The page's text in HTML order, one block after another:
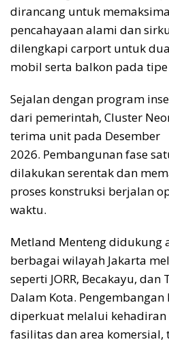
dirancang untuk
pencahayaan alami dan
dilengkapi carport untuk dua
mobil serta balkon pada
Sejalan dengan program
dari pemerintah, Cluster
terima unit pada Desember
2026. Pembangunan fase
dilakukan serentak dan
proses konstruksi berjalan
waktu.
Metland Menteng didukung
berbagai wilayah Jakarta
seperti JORR, Becakayu, dan
Dalam Kota.
diperkuat melalui kehadiran
fasilitas dan area komersial,